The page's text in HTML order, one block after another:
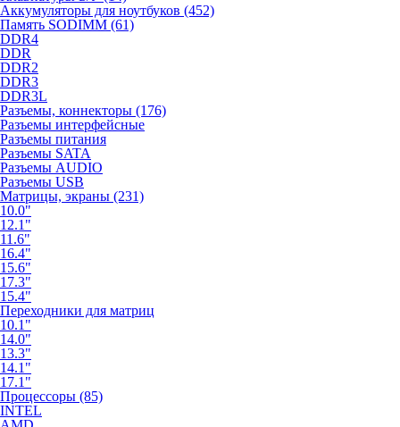
Аккумуляторы для ноутбуков (452)
Память SODIMM (61)
DDR4
DDR
DDR2
DDR3
DDR3L
Разъемы, коннекторы (176)
Разъемы интерфейсные
Разъемы питания
Разъемы SATA
Разъемы AUDIO
Разъемы USB
Матрицы, экраны (231)
10.0"
12.1"
11.6"
16.4"
15.6"
17.3"
15.4"
Переходники для матриц
10.1"
14.0"
13.3"
14.1"
17.1"
Процессоры (85)
INTEL